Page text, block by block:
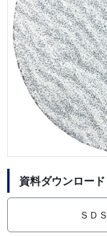
資料ダウンロード
ＳＤＳ